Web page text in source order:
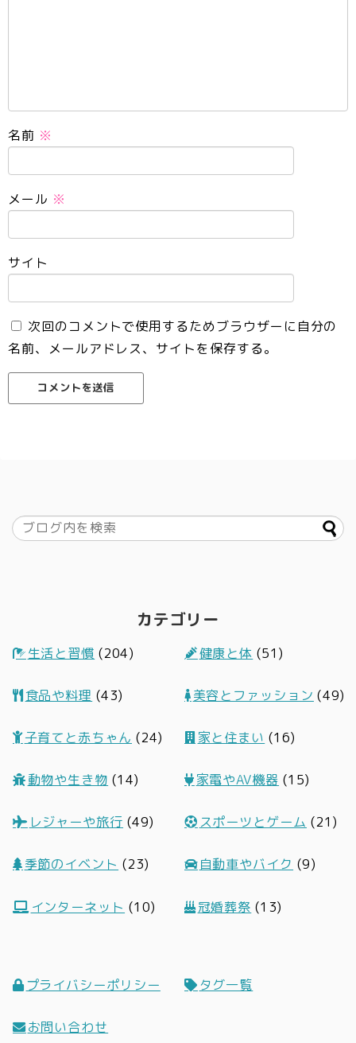
名前 ※
メール ※
サイト
次回のコメントで使用するためブラウザーに自分の
名前、メールアドレス、サイトを保存する。
カテゴリー
生活と習慣 (204) 健康と体 (51)
食品や料理 (43) 美容とファッション (49)
子育てと赤ちゃん (24) 家と住まい (16)
動物や生き物 (14) 家電やAV機器 (15)
レジャーや旅行 (49) スポーツとゲーム (21)
季節のイベント (23) 自動車やバイク (9)
インターネット (10) 冠婚葬祭 (13)
プライバシーポリシー タグ一覧
お問い合わせ